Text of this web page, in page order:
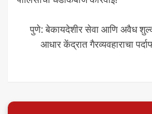
पुणे: बेकायदेशीर सेवा आणि अवैध शुल्क
आधार केंद्रात गैरव्यवहाराचा